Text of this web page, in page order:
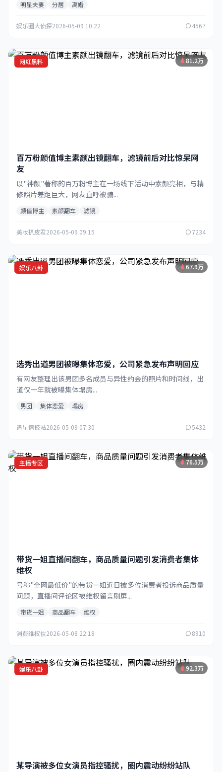
明星夫妻 分居 离婚
娱乐圈大侦探2026-05-09 10:22 4567
网红黑料 81.2万
百万粉颜值博主素颜出镜翻车，滤镜前后对比惊呆网
友
以"神颜"著称的百万粉博主在一场线下活动中素颜亮相，与精
修照片差距巨大，网友直呼被骗...
颜值博主 素颜翻车 滤镜
美妆扒皮君2026-05-09 09:15 7234
娱乐八卦 67.9万
选秀出道男团被曝集体恋爱，公司紧急发布声明回应
有网友整理出该男团多名成员与异性约会的照片和时间线，出
道仅一年就被曝集体塌房...
男团 集体恋爱 塌房
追星情报站2026-05-09 07:30 5432
主播专区 76.5万
带货一姐直播间翻车，商品质量问题引发消费者集体
维权
号称"全网最低价"的带货一姐近日被多位消费者投诉商品质量
问题，直播间评论区被维权留言刷屏...
带货一姐 商品翻车 维权
消费维权侠2026-05-08 22:18 8910
娱乐八卦 92.3万
某导演被多位女演员指控骚扰，圈内震动纷纷站队